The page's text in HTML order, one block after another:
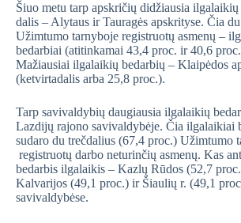
Šiuo metu tarp apskričių didžiausia ilgalaikių
dalis – Alytaus ir Tauragės apskrityse. Čia
Užimtumo tarnyboje registruotų asmenų –
bedarbiai (atitinkamai 43,4 proc. ir 40,6
Mažiausiai ilgalaikių bedarbių – Klaipėdos
(ketvirtadalis arba 25,8 proc.).
Tarp savivaldybių daugiausia ilgalaikių
Lazdijų rajono savivaldybėje. Čia ilgalaikiai
sudaro du trečdalius (67,4 proc.) Užimtumo
registruotų darbo neturinčių asmenų. Kas
bedarbis ilgalaikis – Kazlų Rūdos (52,7
Kalvarijos (49,1 proc.) ir Šiaulių r. (49,1
savivaldybėse.